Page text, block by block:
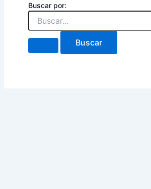
Buscar por: